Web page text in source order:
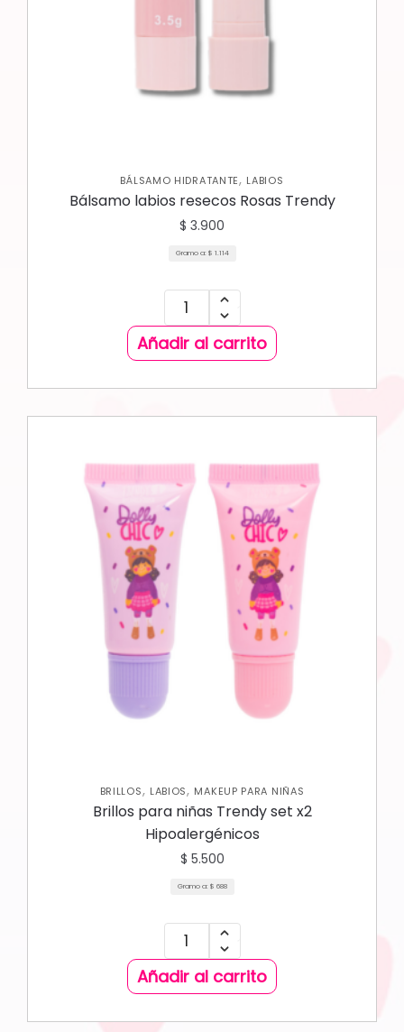
BÁLSAMO HIDRATANTE, LABIOS
Bálsamo labios resecos Rosas Trendy
$ 3.900
Gramo a: $ 1.114
Añadir al carrito
BRILLOS, LABIOS, MAKEUP PARA NIÑAS
Brillos para niñas Trendy set x2
Hipoalergénicos
$ 5.500
Gramo a: $ 688
Añadir al carrito